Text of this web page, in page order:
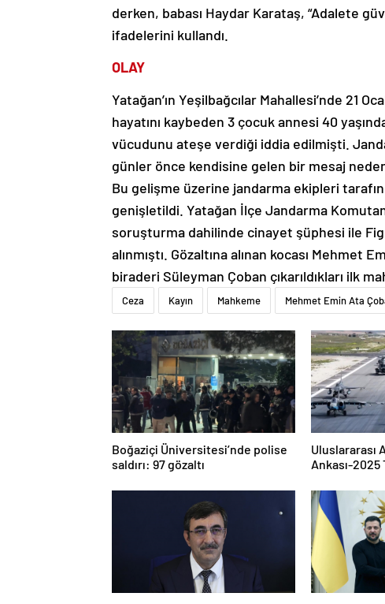
derken, babası Haydar Karataş, “Adalete
ifadelerini kullandı.
OLAY
Yatağan’ın Yeşilbağcılar Mahallesi’nde 21
hayatını kaybeden 3 çocuk annesi 40
vücudunu ateşe verdiği iddia edilmişti.
günler önce kendisine gelen bir mesaj
Bu gelişme üzerine jandarma ekipleri
genişletildi. Yatağan İlçe Jandarma
soruşturma dahilinde cinayet şüphesi ile
alınmıştı. Gözaltına alınan kocası Mehmet
biraderi Süleyman Çoban çıkarıldıkları ilk
Ceza Kayın Mahkeme Mehmet Emin Ata
Boğaziçi Üniversitesi’nde polise
saldırı: 97 gözaltı
Uluslararası
Ankası-2025